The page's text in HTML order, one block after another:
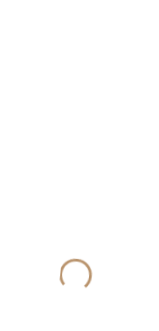
Yukleniyor...